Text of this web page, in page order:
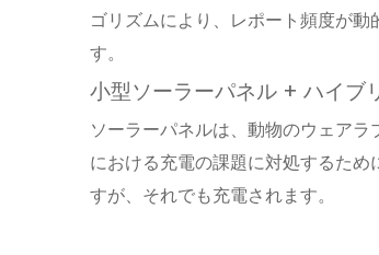
ゴリズムにより、レポート頻度が
す。
小型ソーラーパネル + ハイブ
ソーラーパネルは、動物のウェア
における充電の課題に対処するた
すが、それでも充電されます。